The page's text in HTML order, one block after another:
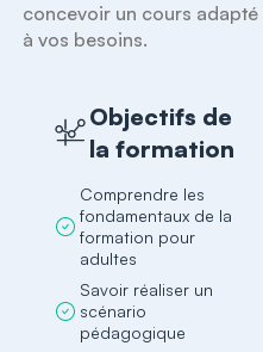
concevoir un cours adapté
à vos besoins.
Objectifs de
la formation
Comprendre les
fondamentaux de la
formation pour
adultes
Savoir réaliser un
scénario
pédagogique